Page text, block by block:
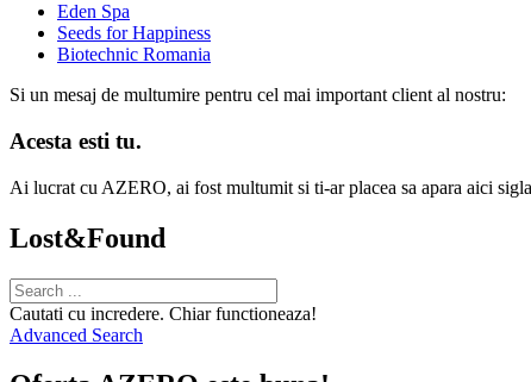
Eden Spa
Seeds for Happiness
Biotechnic Romania
Si un mesaj de multumire pentru cel mai important client al nostru:
Acesta esti tu.
Ai lucrat cu AZERO, ai fost multumit si ti-ar placea sa apara aici
Lost&Found
Cautati cu incredere. Chiar functioneaza!
Advanced Search